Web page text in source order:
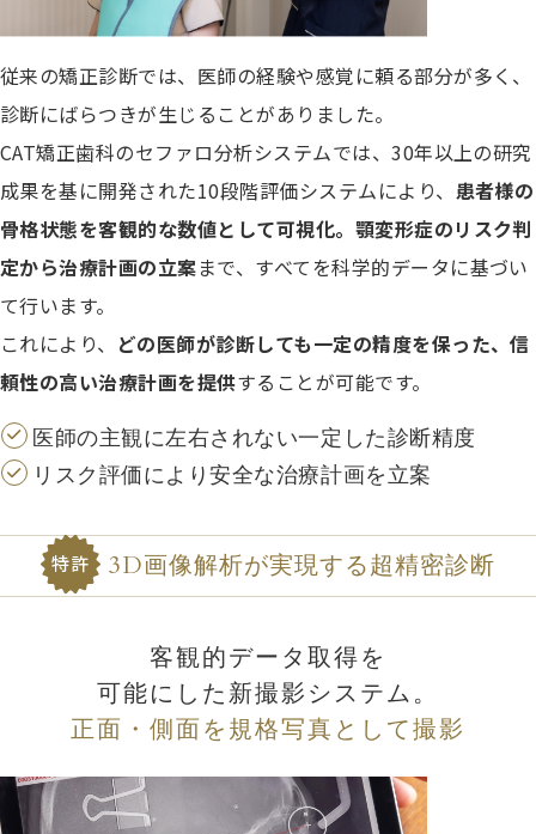
従来の矯正診断では、医師の経験や感覚に頼る部分が多く、
診断にばらつきが生じることがありました。
CAT矯正歯科のセファロ分析システムでは、30年以上の研究
成果を基に開発された10段階評価システムにより、 患者様の
骨格状態を客観的な数値として可視化。顎変形症のリスク判
定から治療計画の立案まで、すべてを科学的データに基づい
て行います。
これにより、 どの医師が診断しても一定の精度を保った、信
頼性の高い治療計画を提供することが可能です。
医師の主観に左右されない一定した診断精度
リスク評価により安全な治療計画を立案
特許 3D画像解析が実現する超精密診断
客観的データ取得を
可能にした新撮影システム。
正面・側面を規格写真として撮影